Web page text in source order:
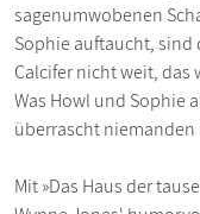
sagenumwobenen
Sophie auftaucht, sind
Calcifer nicht weit, das
Was Howl und Sophie
überrascht niemanden
Mit »Das Haus der